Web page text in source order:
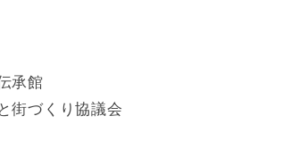
承館
街づくり協議会